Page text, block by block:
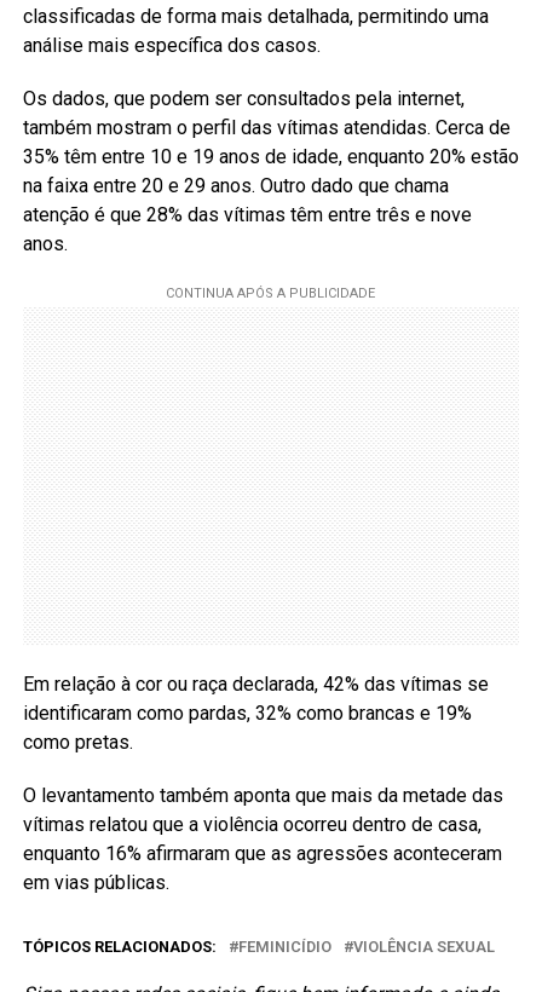
classificadas de forma mais detalhada, permitindo uma
análise mais específica dos casos.
Os dados, que podem ser consultados pela internet,
também mostram o perfil das vítimas atendidas. Cerca de
35% têm entre 10 e 19 anos de idade, enquanto 20% estão
na faixa entre 20 e 29 anos. Outro dado que chama
atenção é que 28% das vítimas têm entre três e nove
anos.
Em relação à cor ou raça declarada, 42% das vítimas se
identificaram como pardas, 32% como brancas e 19%
como pretas.
O levantamento também aponta que mais da metade das
vítimas relatou que a violência ocorreu dentro de casa,
enquanto 16% afirmaram que as agressões aconteceram
em vias públicas.
TÓPICOS RELACIONADOS: FEMINICÍDIO VIOLÊNCIA SEXUAL